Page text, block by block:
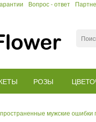
Вопрос - ответ
РОЗЫ
мужские ошибки